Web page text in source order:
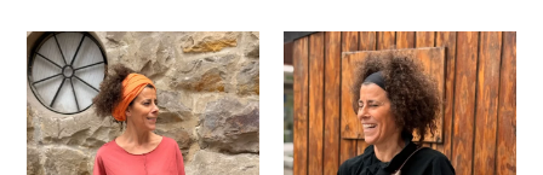
precios:
desde
27,00 €
hasta
32,00 €